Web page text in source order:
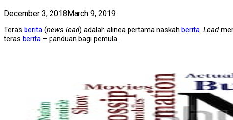
December 3, 2018 March 9, 2019
Teras berita (news lead) adalah alinea pertama naskah berita. Lead
teras berita – panduan bagi pemula.